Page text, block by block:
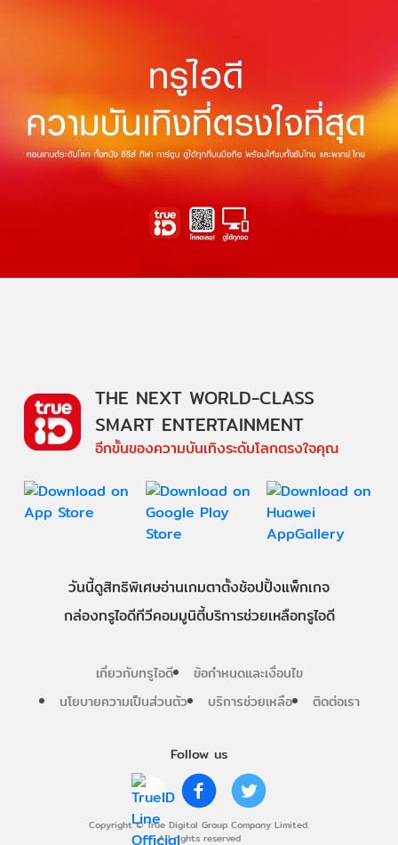
Follow us
Copyright © True Digital Group Company Limited.
All rights reserved
THE NEXT WORLD-CLASS
SMART ENTERTAINMENT
อีกขั้นของความบันเทิงระดับโลกตรงใจคุณ
วันนี้ดูสิทธิพิเศษอ่านเกมตาตั้งช้อปปิ้งแพ็กเกจ
กล่องทรูไอดีทีวีคอมมูนิตี้บริการช่วยเหลือทรูไอดี
เกี่ยวกับทรูไอดี
ข้อกำหนดและเงื่อนไข
นโยบายความเป็นส่วนตัว
บริการช่วยเหลือ ติดต่อเรา